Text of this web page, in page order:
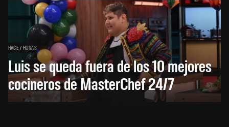
HACE 7 HORAS
Luis se queda fuera de los 10 mejores
cocineros de MasterChef 24/7